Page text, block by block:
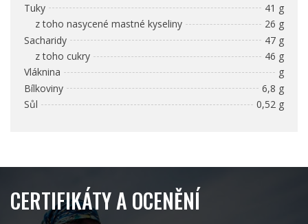
Tuky
41 g
z toho nasycené mastné kyseliny
26 g
Sacharidy
47 g
z toho cukry
46 g
Vláknina
g
Bílkoviny
6,8 g
Sůl
0,52 g
CERTIFIKÁTY A OCENĚNÍ